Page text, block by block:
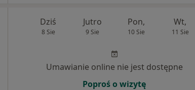
Dziś
8 Sie
Jutro
9 Sie
Pon,
10 Sie
Wt,
11 Sie
Umawianie online nie jest dostępne
Poproś o wizytę